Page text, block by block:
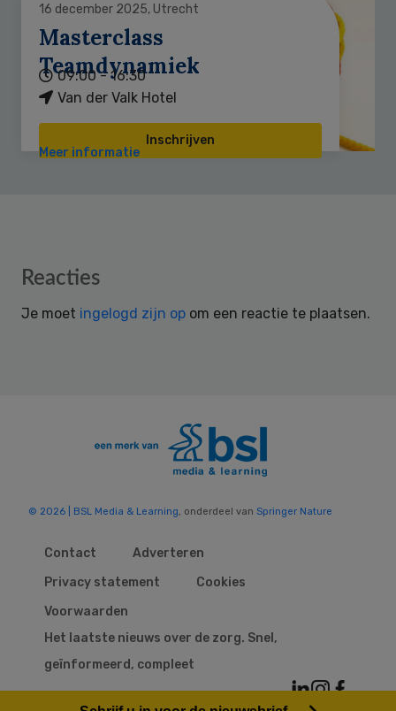
16 december 2025, Utrecht
Masterclass
Teamdynamiek
09:00 - 16:30
Van der Valk Hotel
Inschrijven
Meer informatie
Reader
Reacties
Je moet ingelogd zijn op om een reactie te plaatsen.
© 2026 | BSL Media & Learning, onderdeel van Springer Nature
Contact
Adverteren
Privacy statement
Cookies
Voorwaarden
Het laatste nieuws over de zorg. Snel,
geïnformeerd, compleet